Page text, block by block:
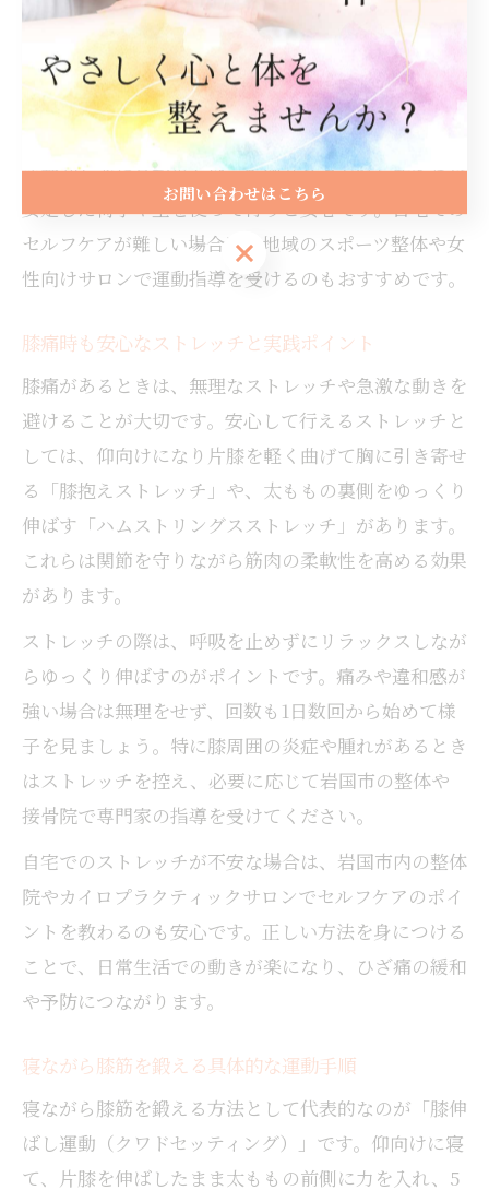
す。運動前後には軽いストレッチを取り入れ、筋肉や
関節をほぐしておくとより効果的です。もしも痛みや
違和感が出た場合は無理せず中止し、必要に応じて岩
国市内の整体や整骨院で相談しましょう。
運動初心者や高齢の方は、転倒リスクを減らすために
安定した椅子や壁を使って行うと安心です。自宅での
セルフケアが難しい場合は、地域のスポーツ整体や女
性向けサロンで運動指導を受けるのもおすすめです。
膝痛時も安心なストレッチと実践ポイント
膝痛があるときは、無理なストレッチや急激な動きを
避けることが大切です。安心して行えるストレッチと
しては、仰向けになり片膝を軽く曲げて胸に引き寄せ
る「膝抱えストレッチ」や、太ももの裏側をゆっくり
伸ばす「ハムストリングスストレッチ」があります。
これらは関節を守りながら筋肉の柔軟性を高める効果
があります。
ストレッチの際は、呼吸を止めずにリラックスしなが
らゆっくり伸ばすのがポイントです。痛みや違和感が
強い場合は無理をせず、回数も1日数回から始めて様
子を見ましょう。特に膝周囲の炎症や腫れがあるとき
はストレッチを控え、必要に応じて岩国市の整体や
接骨院で専門家の指導を受けてください。
自宅でのストレッチが不安な場合は、岩国市内の整体
院やカイロプラクティックサロンでセルフケアのポイ
ントを教わるのも安心です。正しい方法を身につける
ことで、日常生活での動きが楽になり、ひざ痛の緩和
や予防につながります。
寝ながら膝筋を鍛える具体的な運動手順
寝ながら膝筋を鍛える方法として代表的なのが「膝伸
ばし運動（クワドセッティング）」です。仰向けに寝
て、片膝を伸ばしたまま太ももの前側に力を入れ、5
お問い合わせはこちら
お問い合わせはこちら